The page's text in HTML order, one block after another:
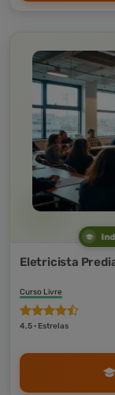
Eletricista
Curso Livre
4,5 · Estrelas